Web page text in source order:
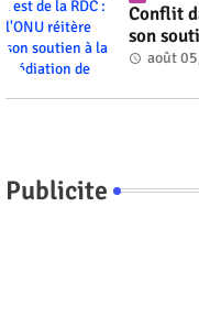
Conflit
son
août
Publicite